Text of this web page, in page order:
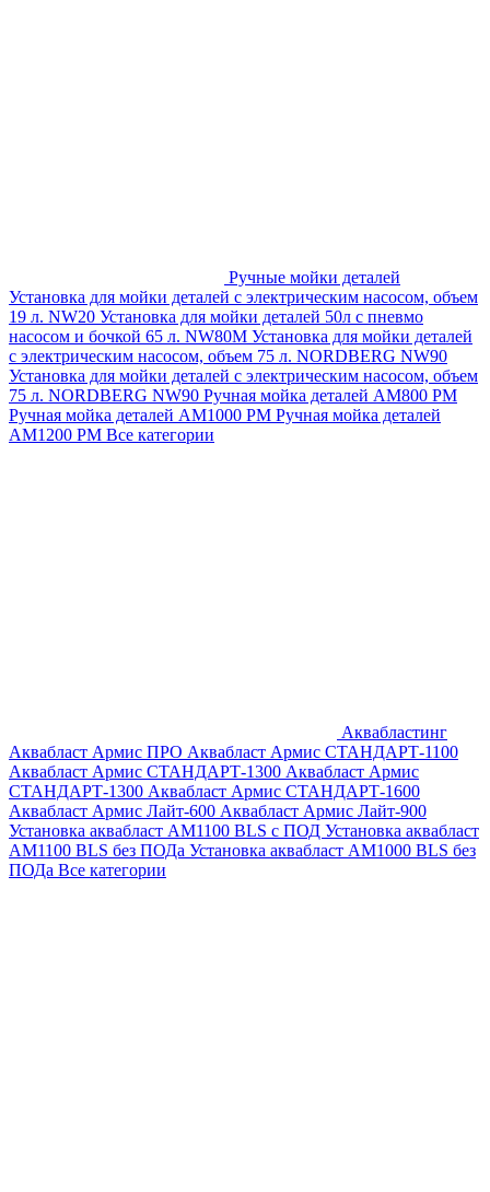
Ручные мойки деталей
Установка для мойки деталей с электрическим насосом, объем
19 л. NW20 Установка для мойки деталей 50л с пневмо
насосом и бочкой 65 л. NW80M Установка для мойки деталей
с электрическим насосом, объем 75 л. NORDBERG NW90
Установка для мойки деталей с электрическим насосом, объем
75 л. NORDBERG NW90 Ручная мойка деталей АМ800 РМ
Ручная мойка деталей АМ1000 РМ Ручная мойка деталей
АМ1200 РМ Все категории
Аквабластинг
Аквабласт Армис ПРО Аквабласт Армис СТАНДАРТ-1100
Аквабласт Армис СТАНДАРТ-1300 Аквабласт Армис
СТАНДАРТ-1300 Аквабласт Армис СТАНДАРТ-1600
Аквабласт Армис Лайт-600 Аквабласт Армис Лайт-900
Установка аквабласт AM1100 BLS с ПОД Установка аквабласт
AM1100 BLS без ПОДа Установка аквабласт AM1000 BLS без
ПОДа Все категории